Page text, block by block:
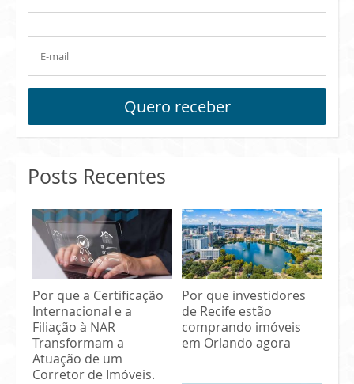
Quero receber
Posts Recentes
Por que a Certificação
Internacional e a
Filiação à NAR
Transformam a
Atuação de um
Corretor de Imóveis.
Por que investidores
de Recife estão
comprando imóveis
em Orlando agora